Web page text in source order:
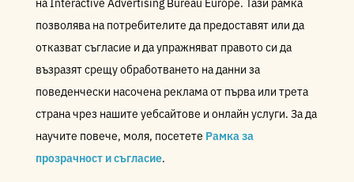
позволява на потребителите да предоставят или да
отказват съгласие и да упражняват правото си да
възразят срещу обработването на данни за
поведенчески насочена реклама от първа или трета
страна чрез нашите уебсайтове и онлайн услуги. За да
научите повече, моля, посетете Рамка за
прозрачност и съгласие.